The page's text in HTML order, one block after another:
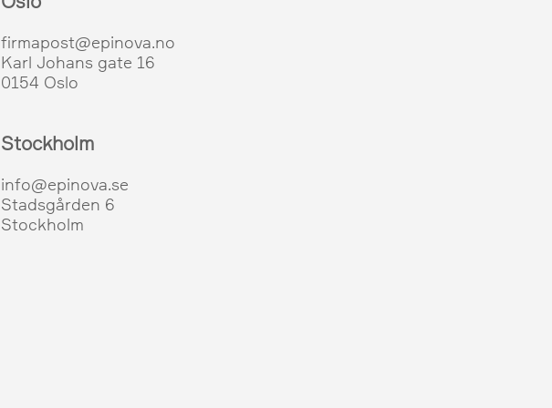
firmapost@epinova.no
Karl Johans gate 16
0154 Oslo
Stockholm
info@epinova.se
Stadsgården 6
Stockholm